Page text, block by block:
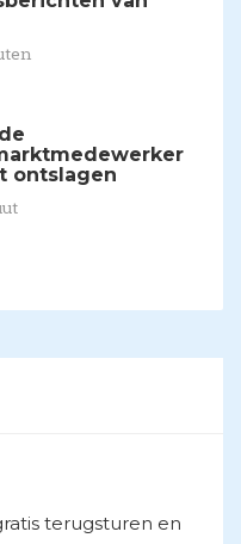
ontslagen
terugsturen en